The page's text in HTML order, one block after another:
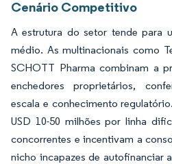
Cenário Competitivo
A estrutura do setor tende para
médio. As multinacionais como
SCHOTT Pharma combinam a
enchedores proprietários,
escala e conhecimento
USD 10-50 milhões por linha
concorrentes e incentivam a
nicho incapazes de autofinanciar